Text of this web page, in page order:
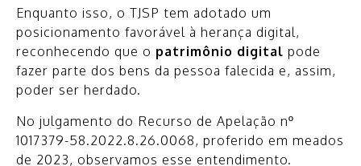
Enquanto isso, o TJSP tem adotado um
posicionamento favorável à herança digital,
reconhecendo que o patrimônio digital pode
fazer parte dos bens da pessoa falecida e, assim,
poder ser herdado.
No julgamento do Recurso de Apelação nº
1017379-58.2022.8.26.0068, proferido em meados
de 2023, observamos esse entendimento.